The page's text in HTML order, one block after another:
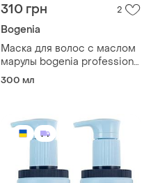
310 грн 2
Bogenia
Маска для волос с маслом
марулы bogenia professional
hair mask marula oil 300 мл
300 мл